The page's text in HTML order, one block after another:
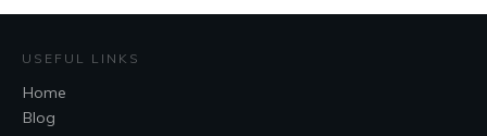
USEFUL LINKS
Home
Blog